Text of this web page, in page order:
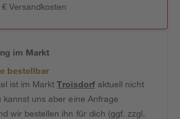
Versandkosten
im Markt
bestellbar
ist im MarktTroisdorfaktuell nicht
kannst uns aber eine Anfrage
wir bestellen ihn für dich (ggf. zzgl.